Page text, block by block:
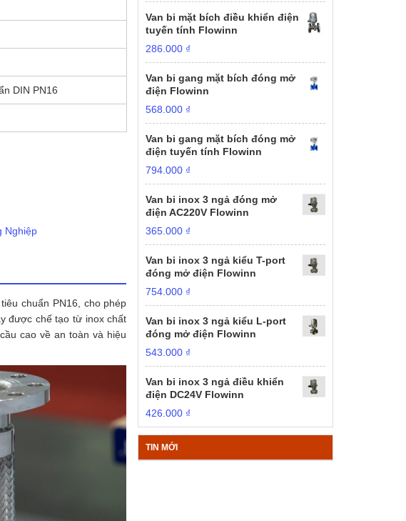
DIN PN16
Nghiệp
chuẩn PN16, cho phép
được chế tạo từ inox chất
cao về an toàn và hiệu
Van bi mặt bích điều khiển điện
tuyến tính Flowinn
286.000 ₫
Van bi gang mặt bích đóng mở
điện Flowinn
568.000 ₫
Van bi gang mặt bích đóng mở
điện tuyến tính Flowinn
794.000 ₫
Van bi inox 3 ngả đóng mở
điện AC220V Flowinn
365.000 ₫
Van bi inox 3 ngả kiểu T-port
đóng mở điện Flowinn
754.000 ₫
Van bi inox 3 ngả kiểu L-port
đóng mở điện Flowinn
543.000 ₫
Van bi inox 3 ngả điều khiển
điện DC24V Flowinn
426.000 ₫
TIN MỚI